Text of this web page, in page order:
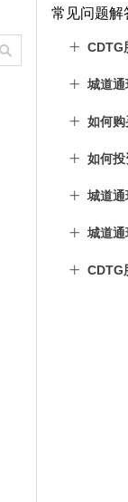
常见问题解
CDTG
城道通
如何购
如何投
城道通
城道通
CDTG